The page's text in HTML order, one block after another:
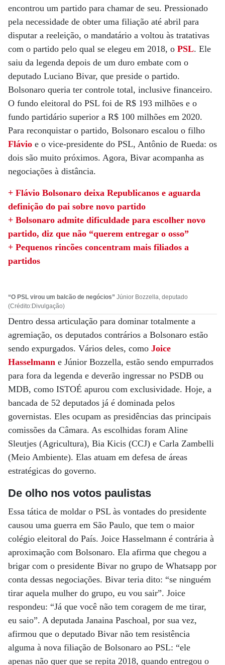
encontrou um partido para chamar de seu. Pressionado
pela necessidade de obter uma filiação até abril para
disputar a reeleição, o mandatário a voltou às tratativas
com o partido pelo qual se elegeu em 2018, o PSL. Ele
saiu da legenda depois de um duro embate com o
deputado Luciano Bivar, que preside o partido.
Bolsonaro queria ter controle total, inclusive financeiro.
O fundo eleitoral do PSL foi de R$ 193 milhões e o
fundo partidário superior a R$ 100 milhões em 2020.
Para reconquistar o partido, Bolsonaro escalou o filho
Flávio e o vice-presidente do PSL, Antônio de Rueda: os
dois são muito próximos. Agora, Bivar acompanha as
negociações à distância.
+ Flávio Bolsonaro deixa Republicanos e aguarda
definição do pai sobre novo partido
+ Bolsonaro admite dificuldade para escolher novo
partido, diz que não “querem entregar o osso”
+ Pequenos rincões concentram mais filiados a
partidos
“O PSL virou um balcão de negócios” Júnior Bozzella, deputado
(Crédito:Divulgação)
Dentro dessa articulação para dominar totalmente a
agremiação, os deputados contrários a Bolsonaro estão
sendo expurgados. Vários deles, como Joice
Hasselmann e Júnior Bozzella, estão sendo empurrados
para fora da legenda e deverão ingressar no PSDB ou
MDB, como ISTOÉ apurou com exclusividade. Hoje, a
bancada de 52 deputados já é dominada pelos
governistas. Eles ocupam as presidências das principais
comissões da Câmara. As escolhidas foram Aline
Sleutjes (Agricultura), Bia Kicis (CCJ) e Carla Zambelli
(Meio Ambiente). Elas atuam em defesa de áreas
estratégicas do governo.
De olho nos votos paulistas
Essa tática de moldar o PSL às vontades do presidente
causou uma guerra em São Paulo, que tem o maior
colégio eleitoral do País. Joice Hasselmann é contrária à
aproximação com Bolsonaro. Ela afirma que chegou a
brigar com o presidente Bivar no grupo de Whatsapp por
conta dessas negociações. Bivar teria dito: “se ninguém
tirar aquela mulher do grupo, eu vou sair”. Joice
respondeu: “Já que você não tem coragem de me tirar,
eu saio”. A deputada Janaina Paschoal, por sua vez,
afirmou que o deputado Bivar não tem resistência
alguma à nova filiação de Bolsonaro ao PSL: “ele
apenas não quer que se repita 2018, quando entregou o